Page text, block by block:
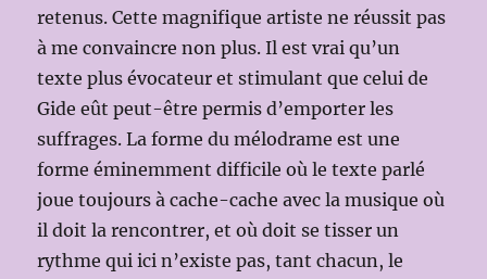
retenus. Cette magnifique artiste ne réussit pas
à me convaincre non plus. Il est vrai qu’un
texte plus évocateur et stimulant que celui de
Gide eût peut-être permis d’emporter les
suffrages. La forme du mélodrame est une
forme éminemment difficile où le texte parlé
joue toujours à cache-cache avec la musique où
il doit la rencontrer, et où doit se tisser un
rythme qui ici n’existe pas, tant chacun, le